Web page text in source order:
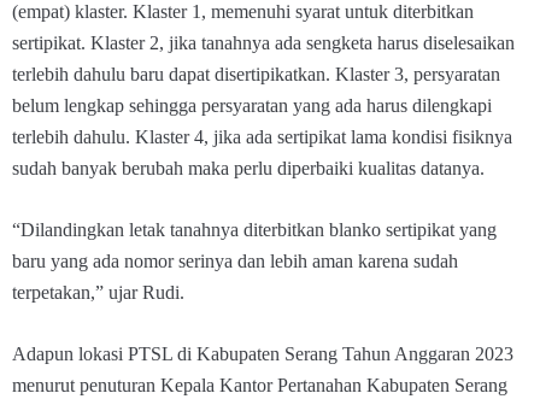
(empat) klaster. Klaster 1, memenuhi syarat untuk diterbitkan
sertipikat. Klaster 2, jika tanahnya ada sengketa harus diselesaikan
terlebih dahulu baru dapat disertipikatkan. Klaster 3, persyaratan
belum lengkap sehingga persyaratan yang ada harus dilengkapi
terlebih dahulu. Klaster 4, jika ada sertipikat lama kondisi fisiknya
sudah banyak berubah maka perlu diperbaiki kualitas datanya.
“Dilandingkan letak tanahnya diterbitkan blanko sertipikat yang
baru yang ada nomor serinya dan lebih aman karena sudah
terpetakan,” ujar Rudi.
Adapun lokasi PTSL di Kabupaten Serang Tahun Anggaran 2023
menurut penuturan Kepala Kantor Pertanahan Kabupaten Serang